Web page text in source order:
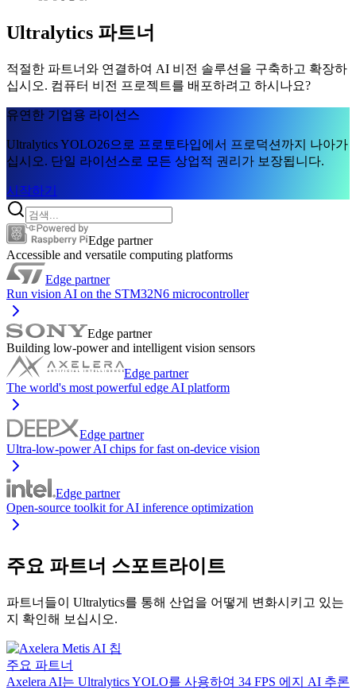
Ultralytics 파트너
적절한 파트너와 연결하여 AI 비전 솔루션을 구축하고 확장하
십시오. 컴퓨터 비전 프로젝트를 배포하려고 하시나요?
유연한 기업용 라이선스
Ultralytics YOLO26으로 프로토타입에서 프로덕션까지 나아가
십시오. 단일 라이선스로 모든 상업적 권리가 보장됩니다.
시작하기
Edge partner
Accessible and versatile computing platforms
Edge partner
Run vision AI on the STM32N6 microcontroller
Edge partner
Building low-power and intelligent vision sensors
Edge partner
The world's most powerful edge AI platform
Edge partner
Ultra-low-power AI chips for fast on-device vision
Edge partner
Open-source toolkit for AI inference optimization
주요 파트너 스포트라이트
파트너들이 Ultralytics를 통해 산업을 어떻게 변화시키고 있는
지 확인해 보십시오.
주요 파트너
Axelera AI는 Ultralytics YOLO를 사용하여 34 FPS 에지 AI 추론